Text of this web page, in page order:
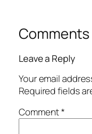
Comments
Leave a Reply
Your email
Required fields
Comment*